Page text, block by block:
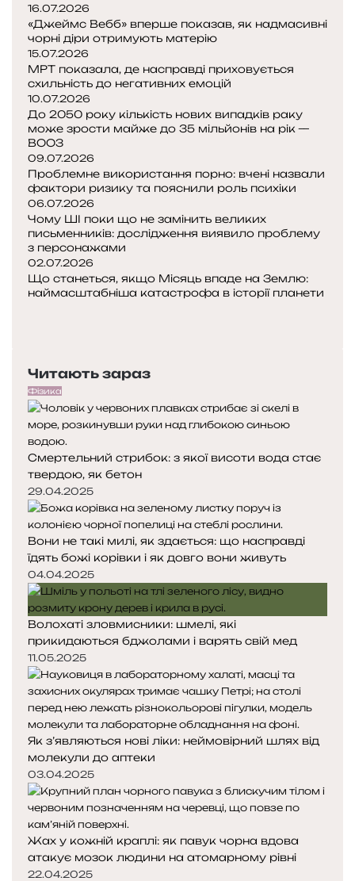
:
щ
о
в
і
у
в
а
є
т
ь
с
в
г
,
к
о
л
и
м
и
в
ч
и
м
о
с
я
16.07.2026
«Джеймс Вебб» вперше показав, як надмасивні
чорні діри отримують матерію
15.07.2026
МРТ показала, де насправді приховується
схильність до негативних емоцій
10.07.2026
До 2050 року кількість нових випадків раку
може зрости майже до 35 мільйонів на рік —
ВООЗ
09.07.2026
Проблемне використання порно: вчені назвали
фактори ризику та пояснили роль психіки
06.07.2026
Чому ШІ поки що не замінить великих
письменників: дослідження виявило проблему
з персонажами
02.07.2026
Що станеться, якщо Місяць впаде на Землю:
наймасштабніша катастрофа в історії планети
р
е
д
н
я
с
т
о
р
і
н
к
а
т
у
п
н
а
с
т
о
р
і
н
к
а
Читають зараз
Фізика
Смертельний стрибок: з якої висоти вода стає
твердою, як бетон
29.04.2025
Вони не такі милі, як здається: що насправді
їдять божі корівки і як довго вони живуть
04.04.2025
Волохаті зловмисники: шмелі, які
прикидаються бджолами і варять свій мед
11.05.2025
Як з’являються нові ліки: неймовірний шлях від
молекули до аптеки
03.04.2025
Жах у кожній краплі: як павук чорна вдова
атакує мозок людини на атомарному рівні
22.04.2025